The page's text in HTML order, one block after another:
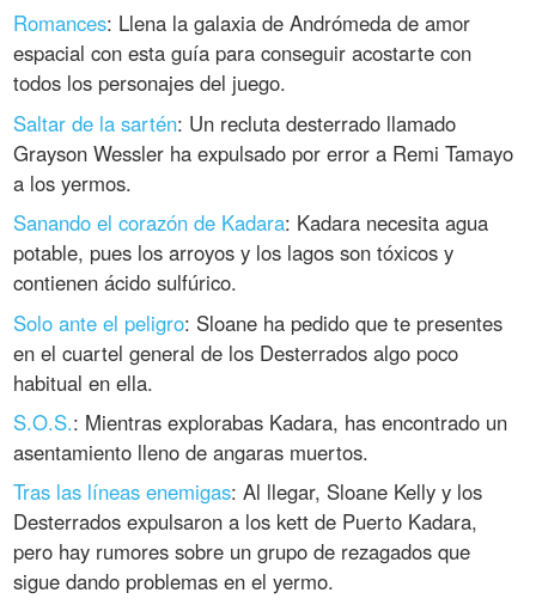
Romances: Llena la galaxia de Andrómeda de amor
espacial con esta guía para conseguir acostarte con
todos los personajes del juego.
Saltar de la sartén: Un recluta desterrado llamado
Grayson Wessler ha expulsado por error a Remi Tamayo
a los yermos.
Sanando el corazón de Kadara: Kadara necesita agua
potable, pues los arroyos y los lagos son tóxicos y
contienen ácido sulfúrico.
Solo ante el peligro: Sloane ha pedido que te presentes
en el cuartel general de los Desterrados algo poco
habitual en ella.
S.O.S.: Mientras explorabas Kadara, has encontrado un
asentamiento lleno de angaras muertos.
Tras las líneas enemigas: Al llegar, Sloane Kelly y los
Desterrados expulsaron a los kett de Puerto Kadara,
pero hay rumores sobre un grupo de rezagados que
sigue dando problemas en el yermo.